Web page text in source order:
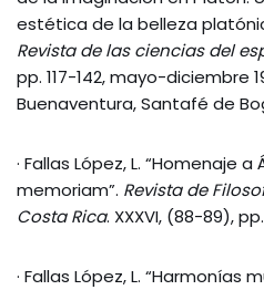
estética de la belleza
Revista de las ciencias del
pp. 117-142, mayo-diciembre
Buenaventura, Santafé de
· Fallas López, L. “Homenaje
memoriam”. Revista de
Costa Rica. XXXVI, (88-89),
· Fallas López, L. “Harmonías